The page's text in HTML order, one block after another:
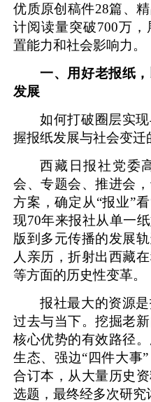
优质原创稿件28篇、
计阅读量突破700万
置能力和社会影响力。
一、用好老报纸
发展
如何打破圈层实
握报纸发展与社会变迁
西藏日报社党委
会、专题会、推进会
方案，确定从“报业”
现70年来报社从单一
版到多元传播的发展
人亲历，折射出西藏
等方面的历史性变革。
报社最大的资源
过去与当下。挖掘老
核心优势的有效路径
生态、强边“四件大事”
合订本 ， 从大量历史
选题，最终经多次研究